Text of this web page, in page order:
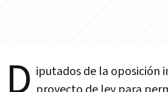
D iputados de la oposición